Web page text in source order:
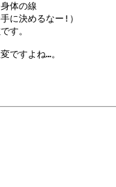
体の線
に決めるなー!）
す。
ですよね…。